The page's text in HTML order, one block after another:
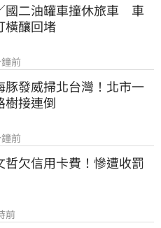
國二油罐車撞休旅車　車
橫釀回堵
前
豚發威掃北台灣！北市一
樹接連倒
前
哲欠信用卡費！慘遭收罰
前